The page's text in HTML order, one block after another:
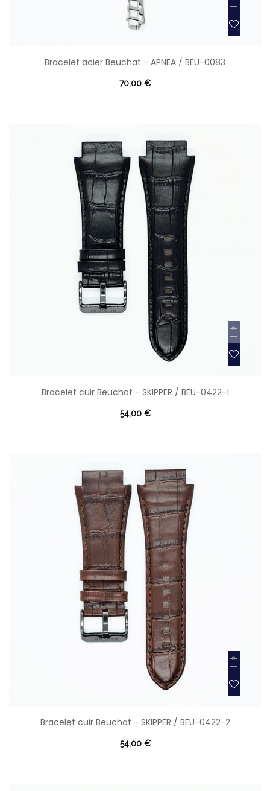
Bracelet acier Beuchat - APNEA / BEU-0083
70,00 €
Bracelet cuir Beuchat - SKIPPER / BEU-0422-1
54,00 €
Bracelet cuir Beuchat - SKIPPER / BEU-0422-2
54,00 €